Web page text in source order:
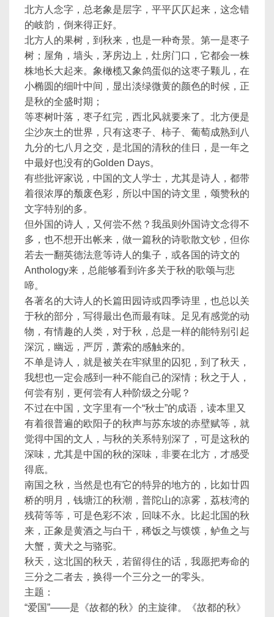
北方人念字，总老象是层字，平平仄仄起来，这念错
的岐韵，倒来得正好。
北方人的果树，到秋来，也是一种奇景。第一是枣子
树；屋角，墙头，茅房边上，灶房门口，它都会一株
株地长大起来。象橄榄又象鸽蛋似的这枣子颗儿，在
小椭圆的细叶中间，显出淡绿微黄的颜色的时候，正
是秋的全盛时期；
等枣树叶落，枣子红完，西北风就要来了。北方便是
尘沙灰土的世界，只有这枣子、柿子、葡萄成熟到八
九分的七八月之交，是北国的清秋的佳日，是一年之
中最好也没有的Golden Days。
有些批评家说，中国的文人学士，尤其是诗人，都带
着很浓厚的颓废色彩，所以中国的诗文里，颂赞秋的
文字特别的多。
但外国的诗人，又何尝不然？我虽则外国诗文念得不
多，也不想开出帐来，做一篇秋的诗歌散文钞，但你
若去一翻英德法意等诗人的集子，或各国的诗文的
Anthology来，总能够看到许多关于秋的歌颂与悲
啼。
各著名的大诗人的长篇田园诗或四季诗里，也总以关
于秋的部分，写得最出色而最有味。足见有感觉的动
物，有情趣的人类，对于秋，总是一样的能特别引起
深沉，幽远，严厉，萧索的感触来的。
不单是诗人，就是被关在牢狱里的囚犯，到了秋天，
我想也一定会感到一种不能自己的深情；秋之于人，
何尝有别，更何尝有人种阶级之分呢？
不过在中国，文字里有一个“秋士”的成语，读本里又
有着很普遍的欧阳子的秋声与苏东坡的赤壁赋等，就
觉得中国的文人，与秋的关系特别深了，可是这秋的
深味，尤其是中国的秋的深味，非要在北方，才感受
得底。
南国之秋，当然是也有它的特异的地方的，比如廿四
桥的明月，钱塘江的秋潮，普陀山的凉雾，荔枝湾的
残荷等等，可是色彩不浓，回味不永。比起北国的秋
来，正象是黄酒之与白干，稀饭之与馍馍，鲈鱼之与
大蟹，黄犬之与骆驼。
秋天，这北国的秋天，若留得住的话，我愿把寿命的
三分之二者去，换得一个三分之一的零头。
主题：
“爱国”——是《故都的秋》的主旋律。《故都的秋》